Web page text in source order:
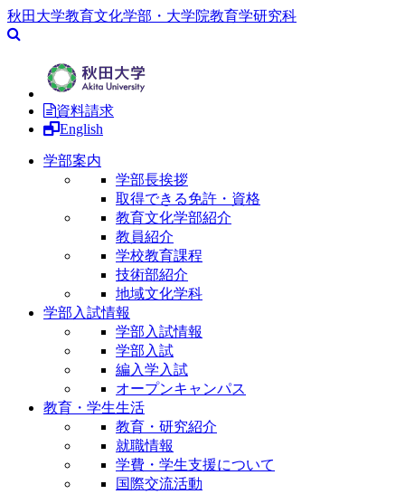
秋田大学教育文化学部・大学院教育学研究科
資料請求
English
学部案内
学部長挨拶
取得できる免許・資格
教育文化学部紹介
教員紹介
学校教育課程
技術部紹介
地域文化学科
学部入試情報
学部入試情報
学部入試
編入学入試
オープンキャンパス
教育・学生生活
教育・研究紹介
就職情報
学費・学生支援について
国際交流活動